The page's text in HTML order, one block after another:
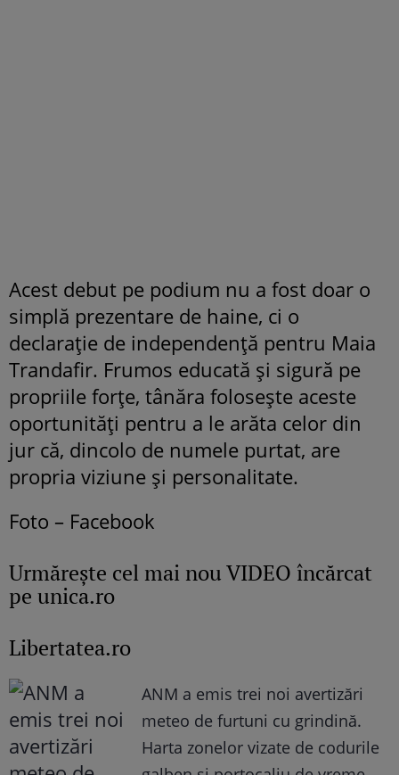
Acest debut pe podium nu a fost doar o
simplă prezentare de haine, ci o
declarație de independență pentru Maia
Trandafir. Frumos educată și sigură pe
propriile forțe, tânăra folosește aceste
oportunități pentru a le arăta celor din
jur că, dincolo de numele purtat, are
propria viziune și personalitate.
Foto – Facebook
Urmăreşte cel mai nou VIDEO încărcat
pe unica.ro
Libertatea.ro
ANM a emis trei noi avertizări
meteo de furtuni cu grindină.
Harta zonelor vizate de codurile